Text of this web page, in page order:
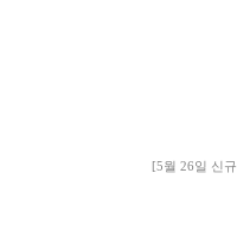
[5월 26일 신